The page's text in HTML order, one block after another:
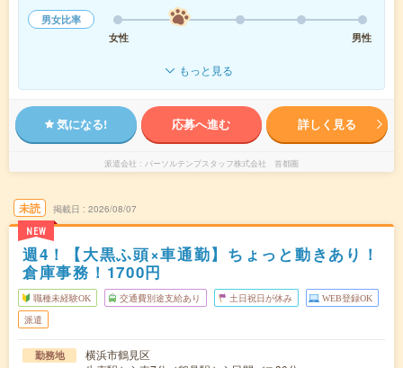
男女比率
女性
男性
もっと見る
気になる! 応募へ進む 詳しく見る
派遣会社 パーソルテンプスタッフ株式会社 首都圏
未読
NEW
掲載日 2026/08/07
週4！【大黒ふ頭×車通勤】ちょっと動きあり！
倉庫事務！1700円
職種未経験OK 交通費別途支給あり 土日祝日が休み WEB登録OK
派遣
勤務地
横浜市鶴見区